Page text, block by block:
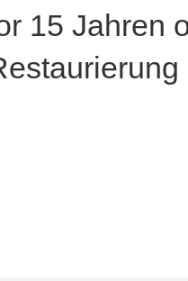
15 Jahren